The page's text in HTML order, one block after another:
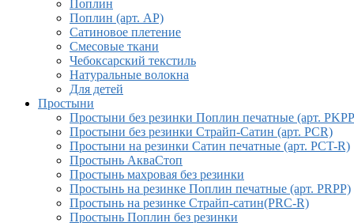
Поплин
Поплин (арт. AP)
Сатиновое плетение
Смесовые ткани
Чебоксарский текстиль
Натуральные волокна
Для детей
Простыни
Простыни без резинки Поплин печатные (арт.
Простыни без резинки Страйп-Сатин (арт. PCR)
Простыни на резинки Сатин печатные (арт. PCT-R)
Простынь АкваСтоп
Простынь махровая без резинки
Простынь на резинке Поплин печатные (арт. PRPP)
Простынь на резинке Страйп-сатин(PRC-R)
Простынь Поплин без резинки